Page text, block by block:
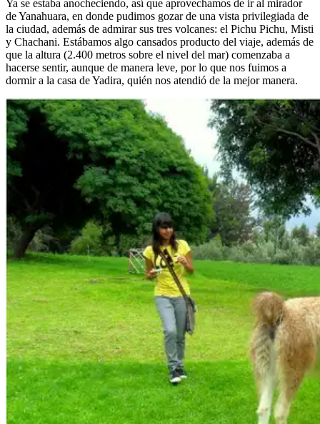
Ya se estaba anocheciendo, así que aprovechamos de ir al mirador
de Yanahuara, en donde pudimos gozar de una vista privilegiada de
la ciudad, además de admirar sus tres volcanes: el Pichu Pichu, Misti
y Chachani. Estábamos algo cansados producto del viaje, además de
que la altura (2.400 metros sobre el nivel del mar) comenzaba a
hacerse sentir, aunque de manera leve, por lo que nos fuimos a
dormir a la casa de Yadira, quién nos atendió de la mejor manera.